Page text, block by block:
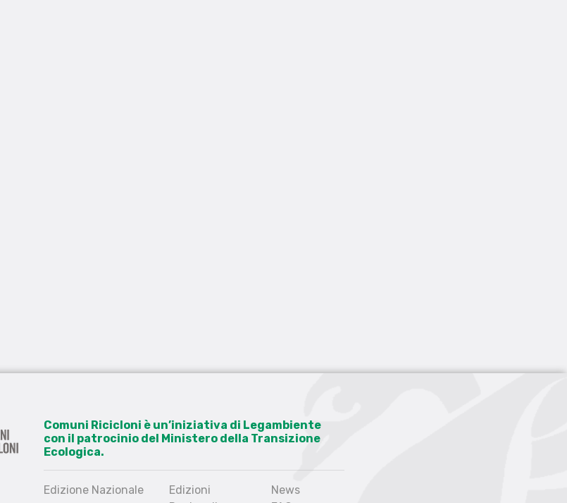
Comuni Ricicloni è un’iniziativa di Legambiente
con il patrocinio del Ministero della Transizione
Ecologica.
Edizione Nazionale
Edizioni
News